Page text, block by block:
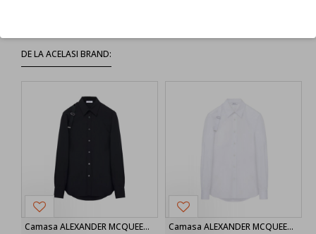
DE LA ACELASI BRAND:
Camasa ALEXANDER MCQUEEN, Harness Shirt in Black Camasa ALEXANDER MCQUEEN, Harness Shirt in White